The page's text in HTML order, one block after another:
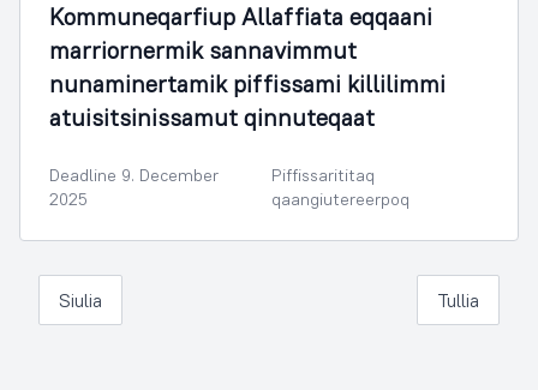
Kommuneqarfiup Allaffiata eqqaani
marriornermik sannavimmut
nunaminertamik piffissami killilimmi
atuisitsinissamut qinnuteqaat
Deadline 9. December
2025
Piffissarititaq
qaangiutereerpoq
Siulia Tullia